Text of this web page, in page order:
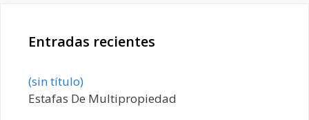
Entradas recientes
(sin título)Entrada
20198
Estafas De Multipropiedad